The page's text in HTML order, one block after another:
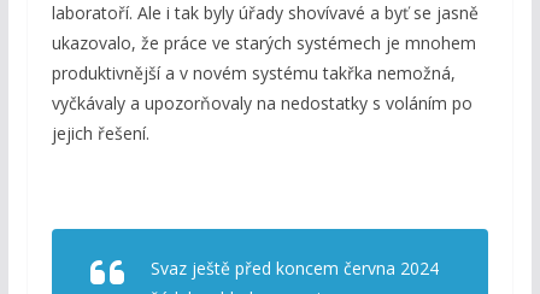
laboratoří. Ale i tak byly úřady shovívavé a byť se jasně
ukazovalo, že práce ve starých systémech je mnohem
produktivnější a v novém systému takřka nemožná,
vyčkávaly a upozorňovaly na nedostatky s voláním po
jejich řešení.
Svaz ještě před koncem června 2024